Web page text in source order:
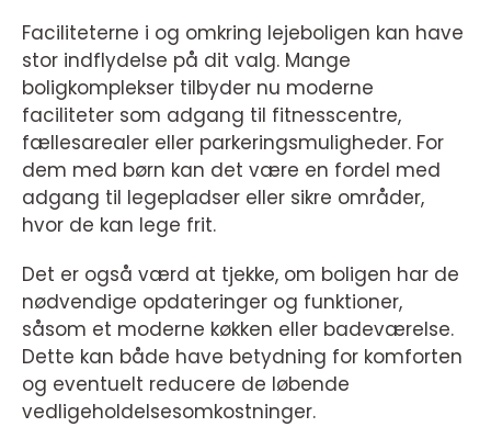
Faciliteterne i og omkring lejeboligen kan have
stor indflydelse på dit valg. Mange
boligkomplekser tilbyder nu moderne
faciliteter som adgang til fitnesscentre,
fællesarealer eller parkeringsmuligheder. For
dem med børn kan det være en fordel med
adgang til legepladser eller sikre områder,
hvor de kan lege frit.
Det er også værd at tjekke, om boligen har de
nødvendige opdateringer og funktioner,
såsom et moderne køkken eller badeværelse.
Dette kan både have betydning for komforten
og eventuelt reducere de løbende
vedligeholdelsesomkostninger.